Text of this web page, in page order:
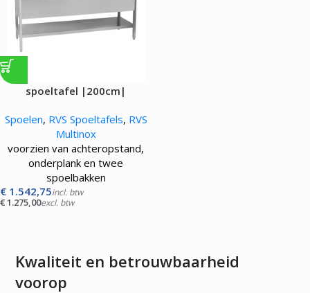
spoeltafel |200cm|
Spoelen, RVS Spoeltafels, RVS
Multinox
voorzien van achteropstand,
onderplank en twee
spoelbakken
€ 1.542,75incl. btw
€1.275,00excl. btw
Kwaliteit en betrouwbaarheid
voorop